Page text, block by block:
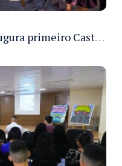
Governo do Amazonas inaugura primeiro Castramóvel Fluvial para atendimento veterinário às comunidades ribeirinhas e castração gratuita